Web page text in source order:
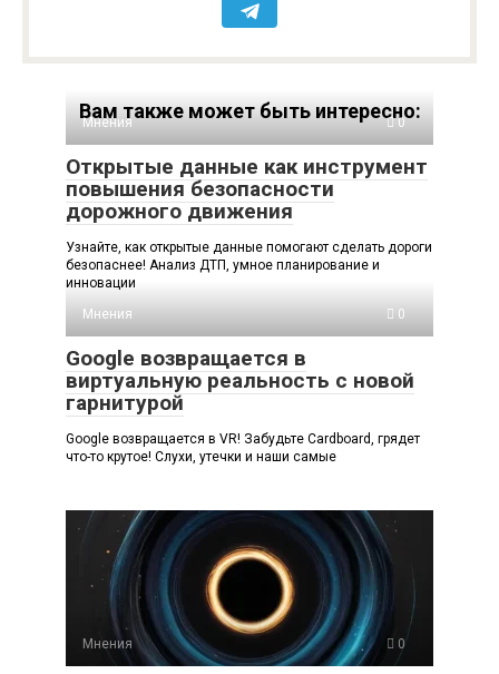
Вам также может быть интересно:
Мнения 0
Открытые данные как инструмент
повышения безопасности
дорожного движения
Узнайте, как открытые данные помогают сделать дороги
безопаснее! Анализ ДТП, умное планирование и
инновации
Мнения
0
Google возвращается в
виртуальную реальность с новой
гарнитурой
Google возвращается в VR! Забудьте Cardboard, грядет
что-то крутое! Слухи, утечки и наши самые
Мнения 0